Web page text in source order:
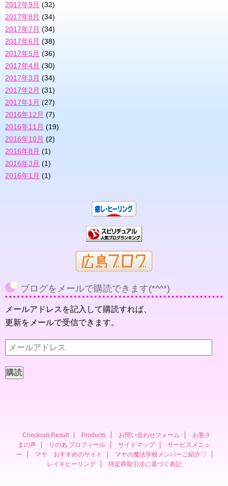
2017年9月 (32)
2017年8月 (34)
2017年7月 (34)
2017年6月 (38)
2017年5月 (36)
2017年4月 (30)
2017年3月 (34)
2017年2月 (31)
2017年1月 (27)
2016年12月 (7)
2016年11月 (19)
2016年10月 (2)
2016年8月 (1)
2016年3月 (1)
2016年1月 (1)
ブログをメールで購読できます(*^^*)
メールアドレスを記入して購読すれば、
更新をメールで受信できます。
メ
ル
Checkout-Result Products お問い合わせフォーム
お客さ
まの声
りのあ プロフィール サイトマップ
サービスメニュ
ー
マヤ おすすめのサイト
マヤの魔法学校メンバーご紹介♡
レイキヒーリング
特定商取引法に基づく表記